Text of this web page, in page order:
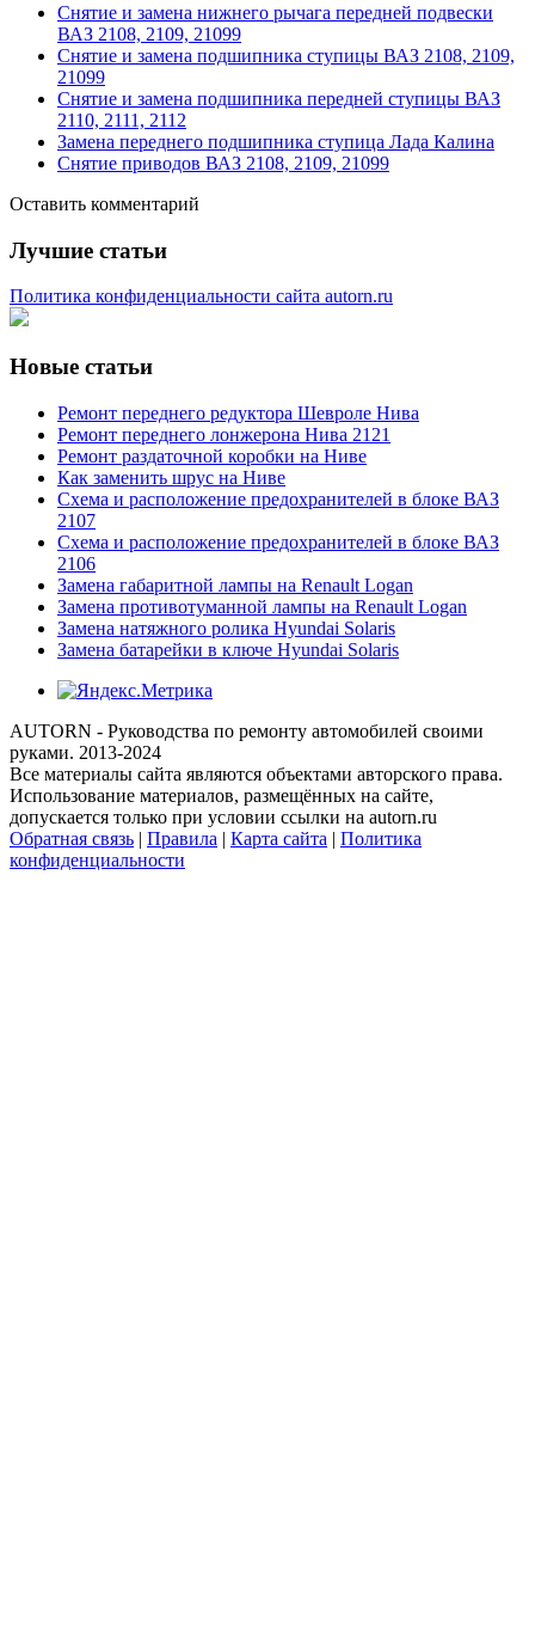
Снятие и замена нижнего рычага передней подвески
ВАЗ 2108, 2109, 21099
Снятие и замена подшипника ступицы ВАЗ 2108, 2109,
21099
Снятие и замена подшипника передней ступицы ВАЗ
2110, 2111, 2112
Замена переднего подшипника ступица Лада Калина
Снятие приводов ВАЗ 2108, 2109, 21099
Оставить комментарий
Лучшие статьи
Политика конфиденциальности сайта autorn.ru
Новые статьи
Ремонт переднего редуктора Шевроле Нива
Ремонт переднего лонжерона Нива 2121
Ремонт раздаточной коробки на Ниве
Как заменить шрус на Ниве
Схема и расположение предохранителей в блоке ВАЗ
2107
Схема и расположение предохранителей в блоке ВАЗ
2106
Замена габаритной лампы на Renault Logan
Замена противотуманной лампы на Renault Logan
Замена натяжного ролика Hyundai Solaris
Замена батарейки в ключе Hyundai Solaris
AUTORN - Руководства по ремонту автомобилей своими
руками. 2013-2024
Все материалы сайта являются объектами авторского права.
Использование материалов, размещённых на сайте,
допускается только при условии ссылки на autorn.ru
Обратная связь | Правила | Карта сайта | Политика
конфиденциальности